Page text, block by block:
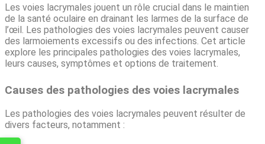
Les voies lacrymales jouent un rôle crucial dans le maintien
de la santé oculaire en drainant les larmes de la surface de
l’œil. Les pathologies des voies lacrymales peuvent causer
des larmoiements excessifs ou des infections. Cet article
explore les principales pathologies des voies lacrymales,
leurs causes, symptômes et options de traitement.
Causes des pathologies des voies lacrymales
Les pathologies des voies lacrymales peuvent résulter de
divers facteurs, notamment :